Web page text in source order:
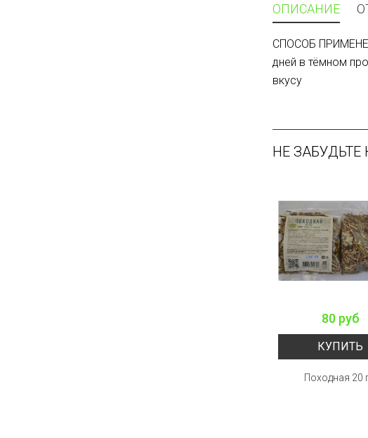
ОПИСАНИЕ
СПОСОБ
дней в тёмном
вкусу
НЕ ЗАБУДЬТЕ
80 руб
КУПИТЬ
Походная 20